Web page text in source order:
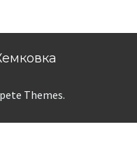
Themes.